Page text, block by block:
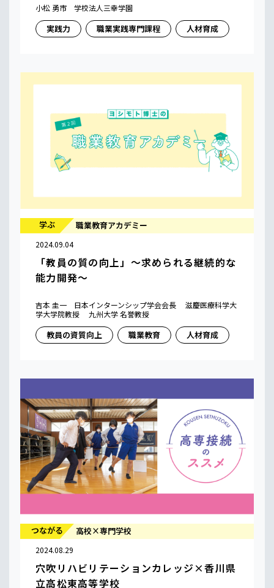
小松 勇市 学校法人三幸学園
実践力 職業実践専門課程 人材育成
学ぶ 職業教育アカデミー
2024.09.04
「教員の質の向上」〜求められる継続的な
能力開発〜
吉本 圭一 日本インターンシップ学会会長 滋慶医療科学大
学大学院教授 九州大学 名誉教授
教員の資質向上 職業教育 人材育成
つながる 高校×専門学校
2024.08.29
穴吹リハビリテーションカレッジ×香川県
立高松東高等学校